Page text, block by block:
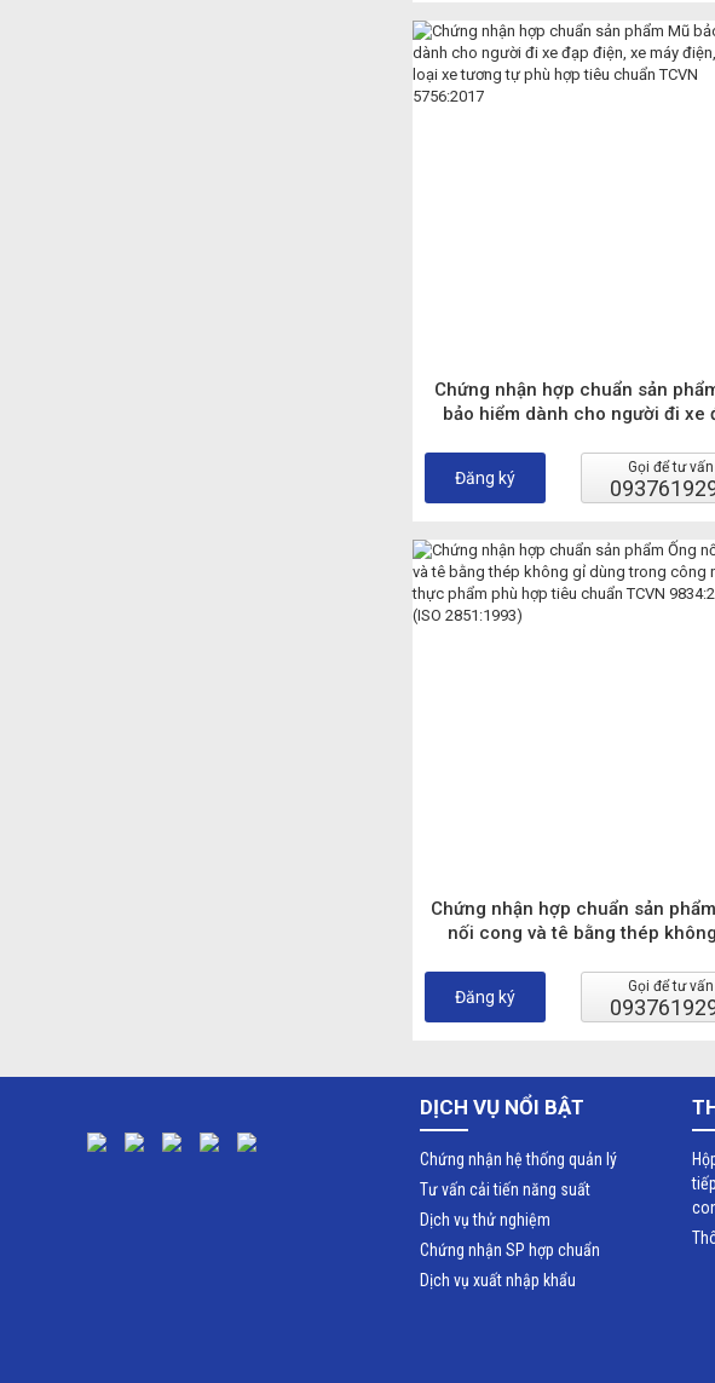
Chứng nhận hợp chuẩn sản
bảo hiểm dành cho người đi xe
phù hợp tiêu chuẩn TCVN
Đăng ký
Gọi để tư vấn
Chứng nhận hợp chuẩn sản
nối cong và tê bằng thép
phù hợp tiêu chuẩn TCVN
(ISO 2851:1993)
Đăng ký
Gọi để tư vấn
DỊCH VỤ NỔI BẬT
Chứng nhận hệ thống quản lý
Tư vấn cải tiến năng suất
Dịch vụ thử nghiệm
Chứng nhận SP hợp chuẩn
Dịch vụ xuất nhập khẩu